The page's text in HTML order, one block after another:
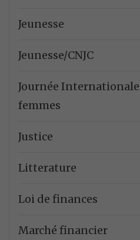
Jeunesse
Jeunesse/CNJC
Journée
femmes
Justice
Litterature
Loi de finances
Marché financier